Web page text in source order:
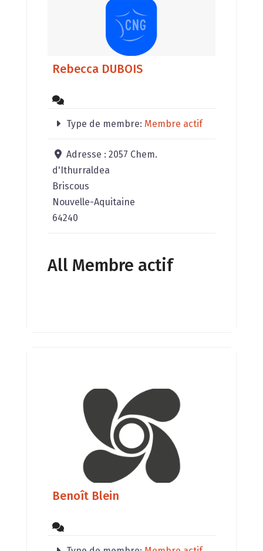
Rebecca DUBOIS
Type de membre: Membre actif
Adresse :2057 Chem.
d'Ithurraldea
Briscous
Nouvelle-Aquitaine
64240
All Membre actif
Benoît Blein